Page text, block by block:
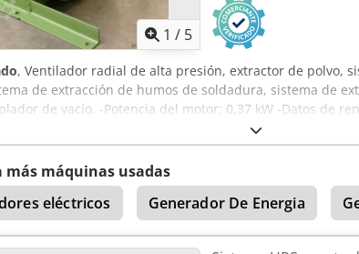
1 / 5
, Ventilador radial de alta presión, extractor de polvo,
de extracción de humos de soldadura, sistema de
de vacío. -Potencia del motor: 0,37 kW -Datos de
Ø 65 mm -Conexión de salida: Ø 60 mm -Dimensiones:
kg
más máquinas usadas
eléctricos
Generador De Energia